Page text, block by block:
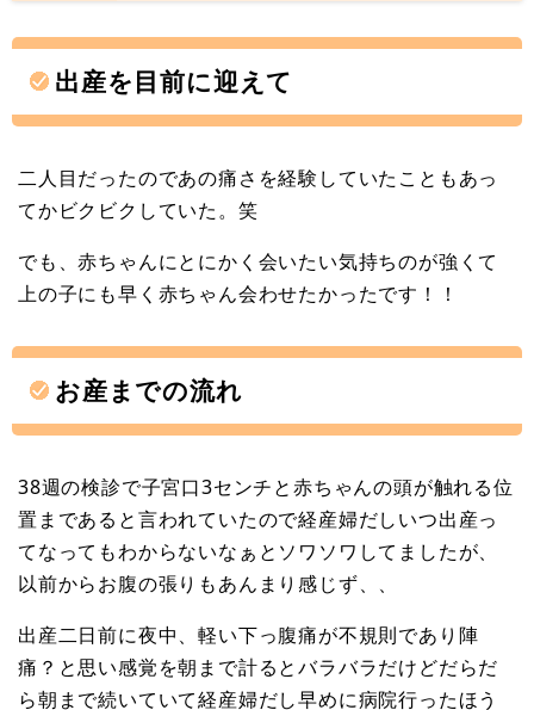
出産を目前に迎えて
二人目だったのであの痛さを経験していたこともあっ
てかビクビクしていた。笑
でも、赤ちゃんにとにかく会いたい気持ちのが強くて
上の子にも早く赤ちゃん会わせたかったです！！
お産までの流れ
38週の検診で子宮口3センチと赤ちゃんの頭が触れる位
置まであると言われていたので経産婦だしいつ出産っ
てなってもわからないなぁとソワソワしてましたが、
以前からお腹の張りもあんまり感じず、、
出産二日前に夜中、軽い下っ腹痛が不規則であり陣
痛？と思い感覚を朝まで計るとバラバラだけどだらだ
ら朝まで続いていて経産婦だし早めに病院行ったほう